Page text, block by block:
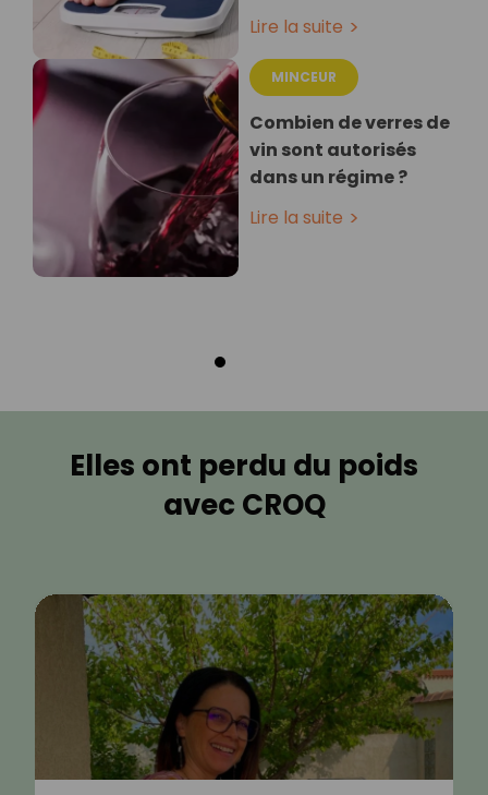
Lire la suite
MINCEUR
Combien de verres de
vin sont autorisés
dans un régime ?
Lire la suite
Elles ont perdu du poids
avec CROQ